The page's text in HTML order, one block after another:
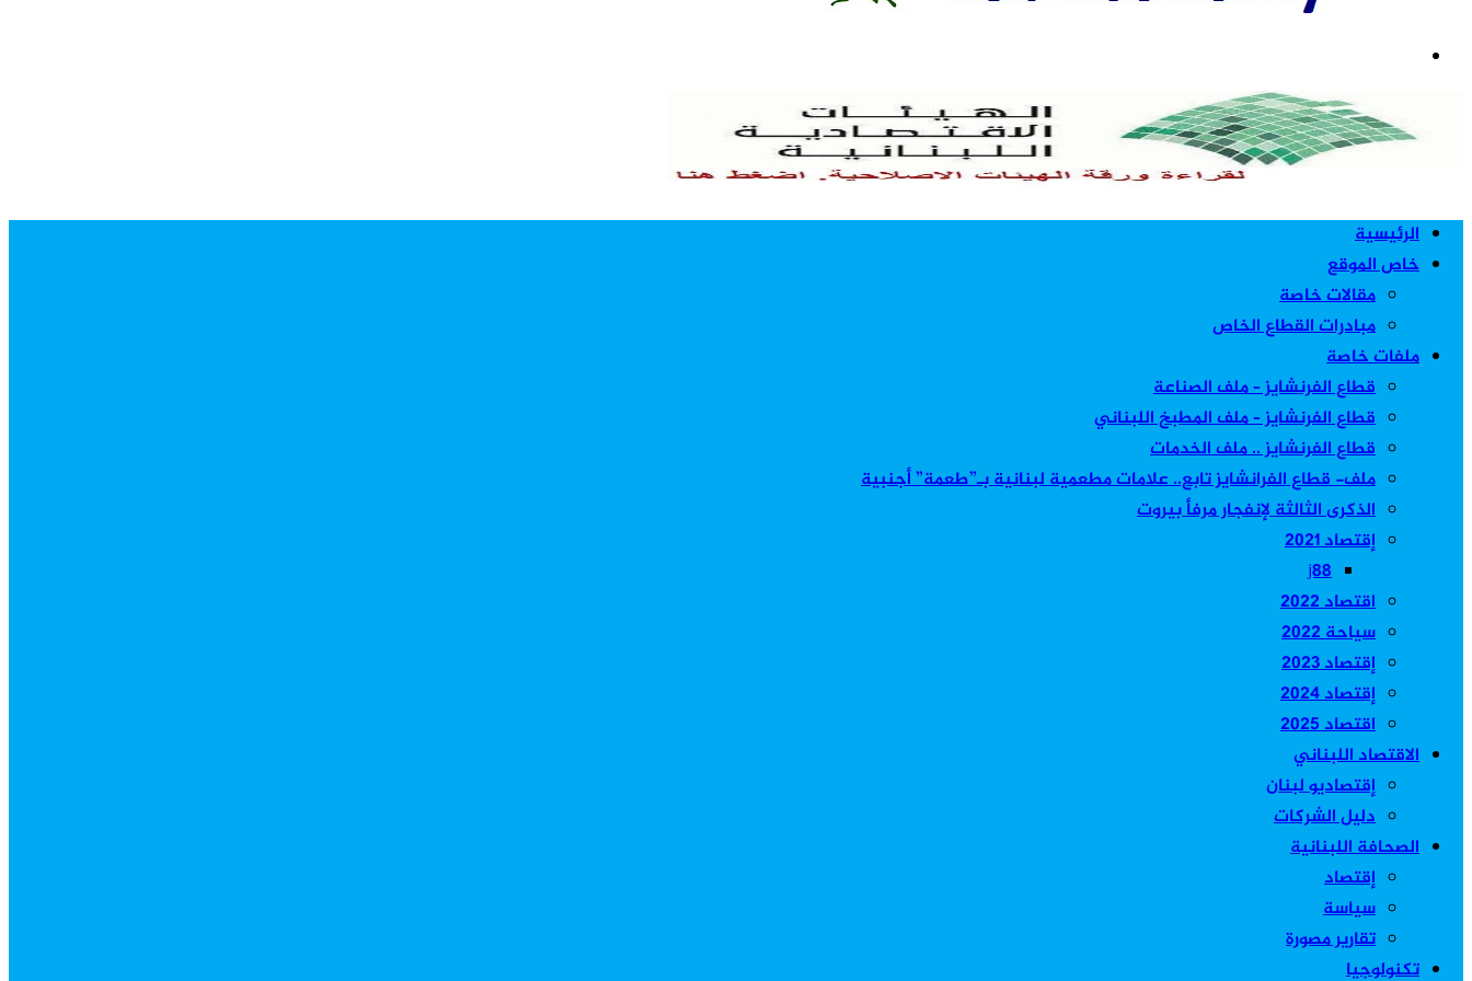
الرئيسية
خاص الموقع
مقالات خاصة
مبادرات القطاع الخاص
ملفات خاصة
قطاع الفرنشايز – ملف الصناعة
قطاع الفرنشايز – ملف المطبخ اللبناني
قطاع الفرنشايز .. ملف الخدمات
ملف- قطاع الفرانشايز تابع.. علامات مطعمية لبنانية بـ”طعمة” أجنبية
الذكرى الثالثة لإنفجار مرفأ بيروت
إقتصاد 2021
j88
اقتصاد 2022
سياحة 2022
إقتصاد 2023
إقتصاد 2024
اقتصاد 2025
الاقتصاد اللبناني
إقتصاديو لبنان
دليل الشركات
الصحافة اللبنانية
إقتصاد
سياسة
تقارير مصورة
تكنولوجيا